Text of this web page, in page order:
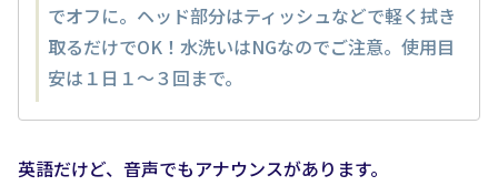
でオフに。ヘッド部分はティッシュなどで軽く拭き
取るだけでOK！水洗いはNGなのでご注意。使用目
安は１日１〜３回まで。
英語だけど、音声でもアナウンスがあります。